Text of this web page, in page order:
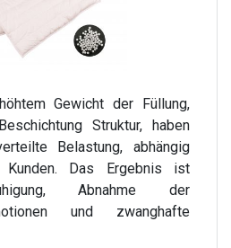
Gewicht der Füllung,
Struktur, haben
Belastung, abhängig
Das Ergebnis ist
Abnahme der
und zwanghafte